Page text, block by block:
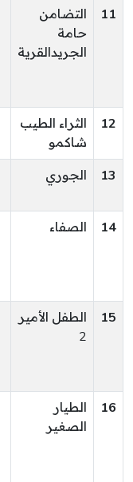
11
التضامن
حامة
الجريدالقرية
12
الثراء الطيب
شاكمو
13 الجوري
14 الصفاء
15
الطفل الأمير
2
16
الطيار
الصغير